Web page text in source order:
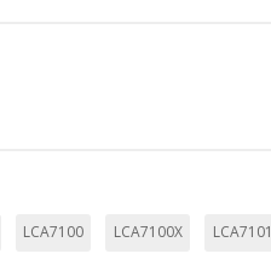
LCA7100 LCA7100X LCA7101